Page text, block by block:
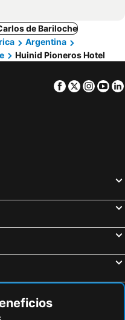
de Bariloche
Argentina
Huinid Pioneros Hotel
Facebook
Twitter